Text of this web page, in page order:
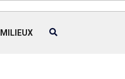
MILIEUX